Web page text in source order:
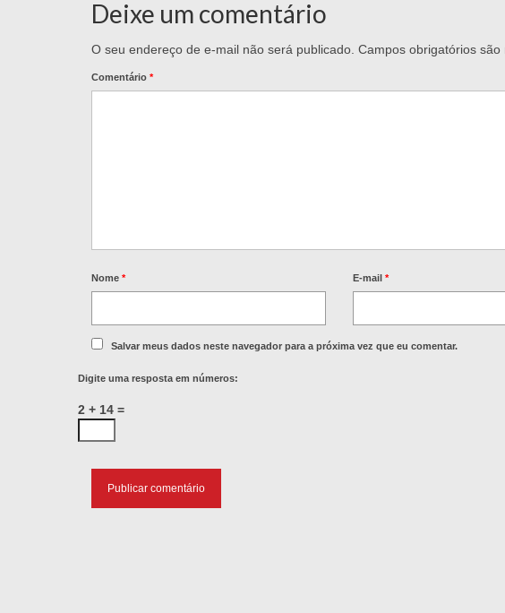
Deixe um comentário
O seu endereço de e-mail não será publicado. Campos obrigatórios são
Comentário *
Nome * E-mail*
Salvar meus dados neste navegador para a próxima vez que eu comentar.
Digite uma resposta em números:
2 + 14 =